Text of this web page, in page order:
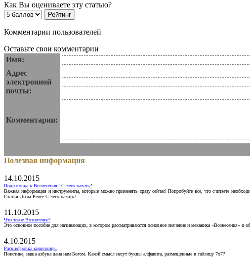
Как Вы оцениваете эту статью?
Комментарии пользователей
Оставьте свои комментарии
Имя:
Адрес
электронной
почты:
Комментарии:
Полезная информация
14.10.2015
Подготовка к Вознесению. С чего начать?
Важная информация и инструменты, которые можно применять сразу сейчас! Попробуйте все, что считаете
Статья Лизы Ренее С чего начать?
11.10.2015
Что такое Вознесение?
Это основное пособие для начинающих, в котором рассматриваются основное значение и механика «Вознесения»
4.10.2015
Расшифровка кириллицы
Поистине, наша азбука дана нам Богом. Какой смысл несут буквы алфавита, размещенные в таблицу 7х7?